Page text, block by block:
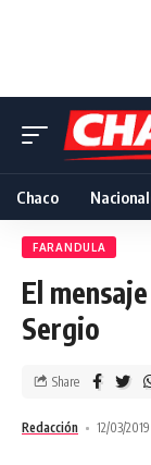
Chaco
FARANDULA
El
Sergio
Redacción 12/03/2019
Share